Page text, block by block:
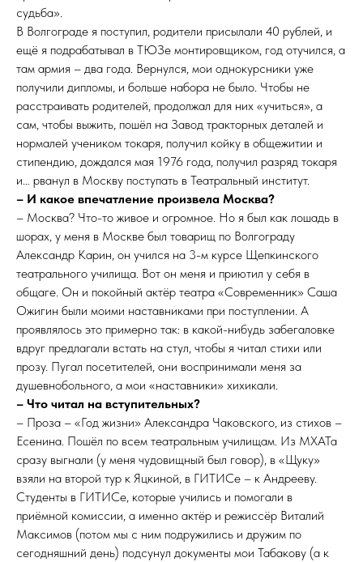
судьба».
В Волгограде я поступил, родители присылали 40 рублей, и
ещё я подрабатывал в ТЮЗе монтировщиком, год отучился, а
там армия – два года. Вернулся, мои однокурсники уже
получили дипломы, и больше набора не было. Чтобы не
расстраивать родителей, продолжал для них «учиться», а
сам, чтобы выжить, пошёл на Завод тракторных деталей и
нормалей учеником токаря, получил койку в общежитии и
стипендию, дождался мая 1976 года, получил разряд токаря
и… рванул в Москву поступать в Театральный институт.
– И какое впечатление произвела Москва?
– Москва? Что-то живое и огромное. Но я был как лошадь в
шорах, у меня в Москве был товарищ по Волгограду
Александр Карин, он учился на 3-м курсе Щепкинского
театрального училища. Вот он меня и приютил у себя в
общаге. Он и покойный актёр театра «Современник» Саша
Ожигин были моими наставниками при поступлении. А
проявлялось это примерно так: в какой-нибудь забегаловке
вдруг предлагали встать на стул, чтобы я читал стихи или
прозу. Пугал посетителей, они воспринимали меня за
душевнобольного, а мои «наставники» хихикали.
– Что читал на вступительных?
– Проза – «Год жизни» Александра Чаковского, из стихов –
Есенина. Пошёл по всем театральным училищам. Из МХАТа
сразу выгнали (у меня чудовищный был говор), в «Щуку»
взяли на второй тур к Яцкиной, в ГИТИСе – к Андрееву.
Студенты в ГИТИСе, которые учились и помогали в
приёмной комиссии, а именно актёр и режиссёр Виталий
Максимов (потом мы с ним подружились и дружим по
сегодняшний день) подсунул документы мои Табакову (а к